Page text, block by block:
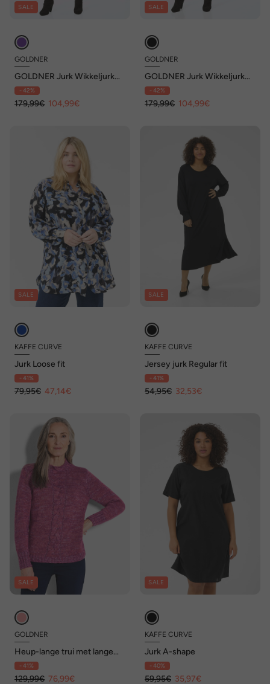
SALE
GOLDNER
GOLDNER Jurk Wikkeljurk
met overhemdkraag
- 42%
179,99€ 104,99€
SALE
GOLDNER
GOLDNER Jurk Wikkeljurk
met overhemdkraag
- 42%
179,99€ 104,99€
SALE
KAFFE CURVE
Jurk Loose fit
- 41%
79,95€ 47,14€
SALE
KAFFE CURVE
Jersey jurk Regular fit
- 41%
54,95€ 32,53€
SALE
GOLDNER
Heup-lange trui met lange
mouwen, kabelbreisel
- 41%
129,99€ 76,99€
SALE
KAFFE CURVE
Jurk A-shape
- 40%
59,95€ 35,97€